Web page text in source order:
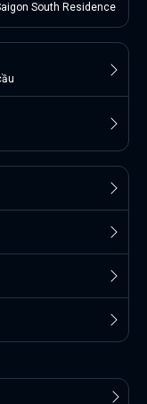
South Residence